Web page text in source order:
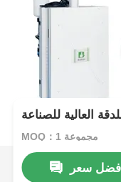
العالية للصناعة
MOQ：1 مجموعة
افضل سعر